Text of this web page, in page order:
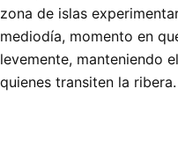
zona de islas
mediodía, momento en
levemente, manteniendo
quienes transiten la ribera.